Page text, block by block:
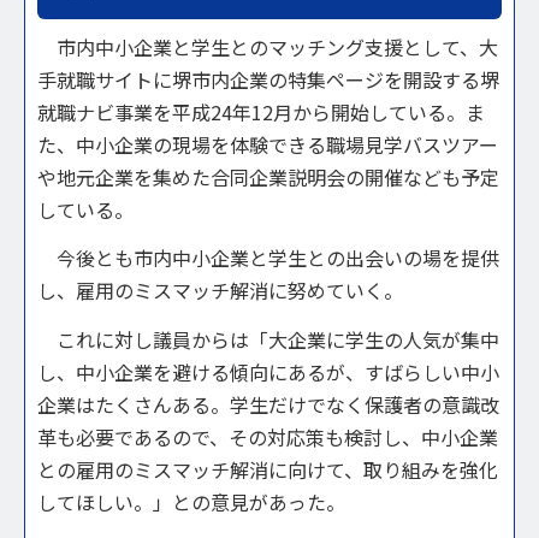
市内中小企業と学生とのマッチング支援として、大
手就職サイトに堺市内企業の特集ページを開設する堺
就職ナビ事業を平成24年12月から開始している。ま
た、中小企業の現場を体験できる職場見学バスツアー
や地元企業を集めた合同企業説明会の開催なども予定
している。
今後とも市内中小企業と学生との出会いの場を提供
し、雇用のミスマッチ解消に努めていく。
これに対し議員からは「大企業に学生の人気が集中
し、中小企業を避ける傾向にあるが、すばらしい中小
企業はたくさんある。学生だけでなく保護者の意識改
革も必要であるので、その対応策も検討し、中小企業
との雇用のミスマッチ解消に向けて、取り組みを強化
してほしい。」との意見があった。